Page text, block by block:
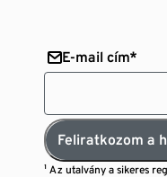
E-mail cím*
Feliratkozom a
¹ Az utalvány a sikeres